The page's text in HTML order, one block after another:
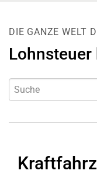
DIE GANZE WELT
Lohnsteuer